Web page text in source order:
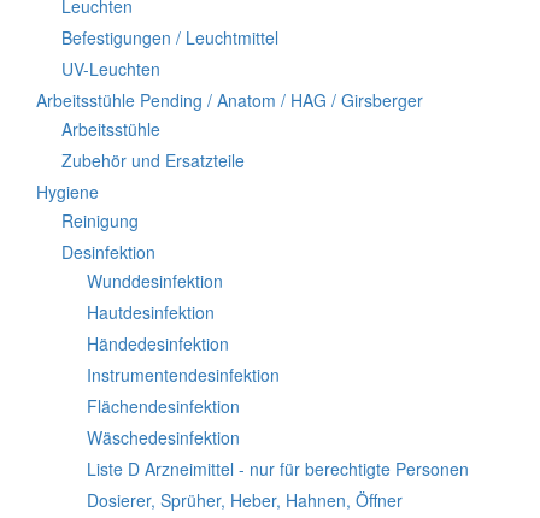
Leuchten
Befestigungen / Leuchtmittel
UV-Leuchten
Arbeitsstühle Pending / Anatom / HAG / Girsberger
Arbeitsstühle
Zubehör und Ersatzteile
Hygiene
Reinigung
Desinfektion
Wunddesinfektion
Hautdesinfektion
Händedesinfektion
Instrumentendesinfektion
Flächendesinfektion
Wäschedesinfektion
Liste D Arzneimittel - nur für berechtigte Personen
Dosierer, Sprüher, Heber, Hahnen, Öffner